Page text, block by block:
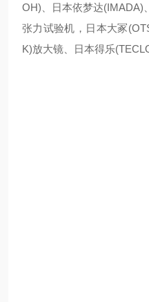
OH)、日本依梦达(IMADA)
张力试验机，日本大冢
K)放大镜、日本得乐